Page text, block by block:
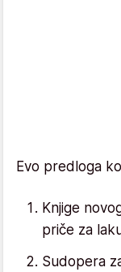
Evo predloga
Knjige
priče za
Sudopera